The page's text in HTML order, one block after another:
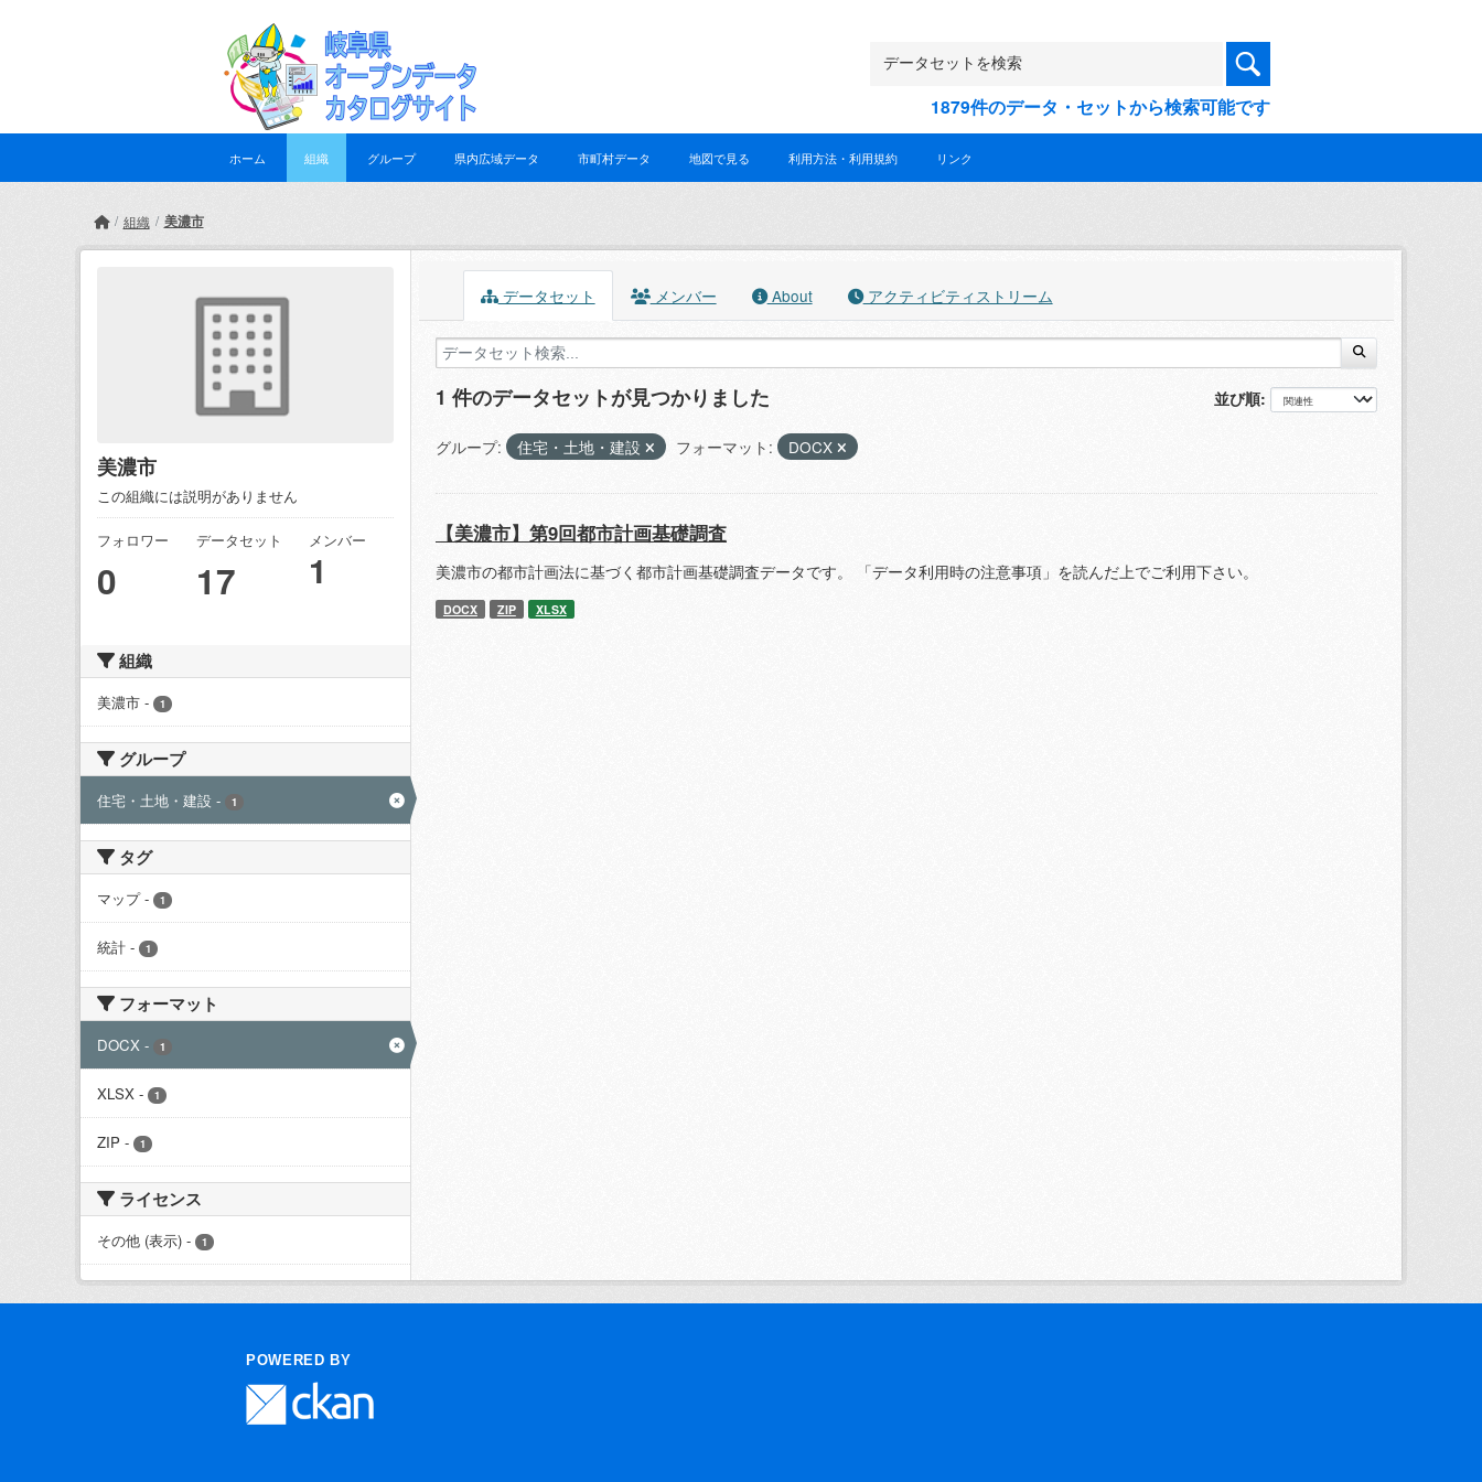
1879件のデータ・セットから検索可能です
ホーム 組織 グループ 県内広域データ 市町村データ 地図で見る 利用方法・利用規約 リンク
組織 美濃市
美濃市
この組織には説明がありません
フォロワー
0
データセット
17
メンバー
1
組織
美濃市 - 1
グループ
住宅・土地・建設 - 1
タグ
マップ - 1
統計 - 1
フォーマット
DOCX - 1
XLSX - 1
ZIP - 1
ライセンス
その他 (表示) - 1
データセット メンバー About アクティビティストリーム
並び順
1 件のデータセットが見つかりました
グループ: 住宅・土地・建設 フォーマット: DOCX
【美濃市】第9回都市計画基礎調査
美濃市の都市計画法に基づく都市計画基礎調査データです。 「データ利用時の注意事項」を読んだ上でご利用下さい。
DOCX ZIP XLSX
POWERED BY